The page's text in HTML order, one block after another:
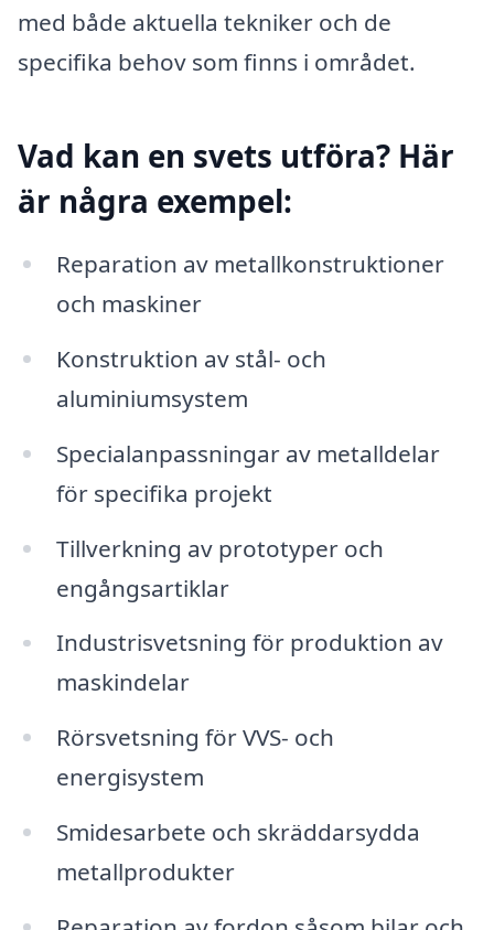
med både aktuella tekniker och de
specifika behov som finns i området.
Vad kan en svets utföra? Här
är några exempel:
Reparation av metallkonstruktioner
och maskiner
Konstruktion av stål- och
aluminiumsystem
Specialanpassningar av metalldelar
för specifika projekt
Tillverkning av prototyper och
engångsartiklar
Industrisvetsning för produktion av
maskindelar
Rörsvetsning för VVS- och
energisystem
Smidesarbete och skräddarsydda
metallprodukter